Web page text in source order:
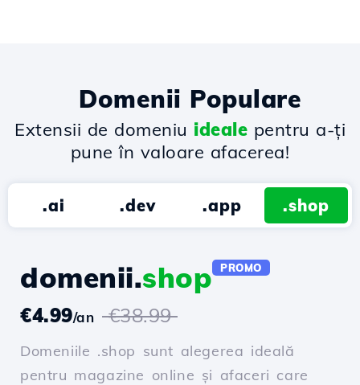
Domenii Populare
Extensii de domeniu ideale pentru a-ți
pune în valoare afacerea!
.ai .dev .app .shop
domenii.shop PROMO
€4.99/an €38.99
Domeniile .shop sunt alegerea ideală
pentru magazine online și afaceri care